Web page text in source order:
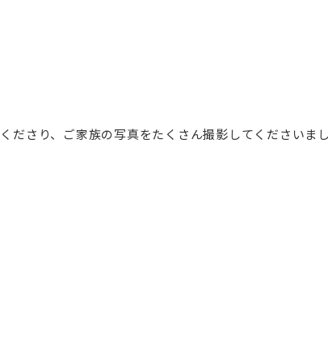
ださり、ご家族の写真をたくさん撮影してくださいま